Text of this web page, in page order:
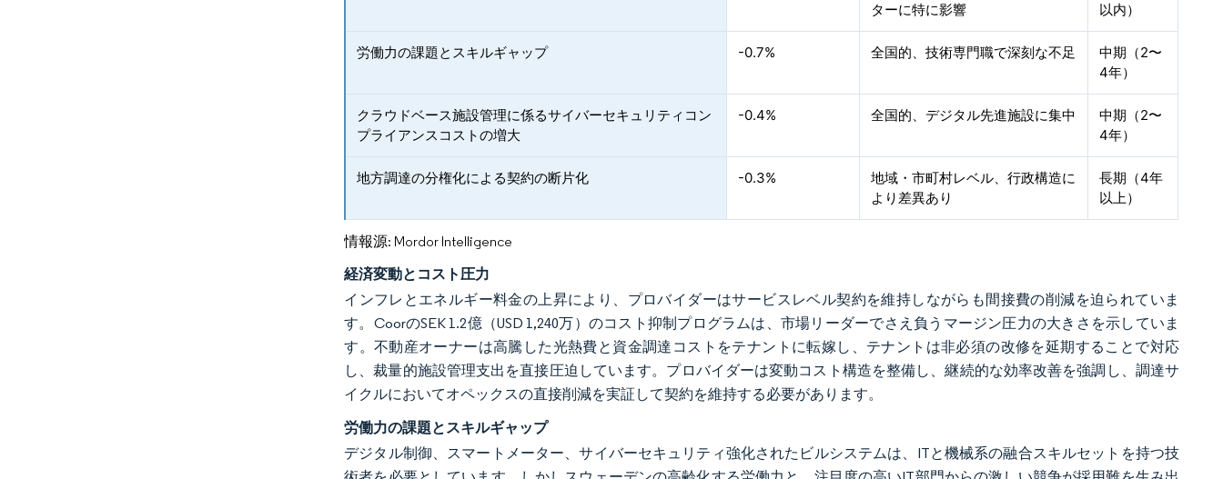
ターに特に影響
以内）
労働力の課題とスキルギャップ -0.7% 全国的、技術専門職で深刻な不足
中期（2〜
4年）
クラウドベース施設管理に係るサイバーセキュリティコン
プライアンスコストの増大
-0.4% 全国的、デジタル先進施設に集中
中期（2〜
4年）
地方調達の分権化による契約の断片化 -0.3%
地域・市町村レベル、行政構造に
より差異あり
長期（4年
以上）
情報源: Mordor Intelligence
経済変動とコスト圧力
インフレとエネルギー料金の上昇により、プロバイダーはサービスレベル契約を維持しながらも間接費の削減を迫られていま
す。CoorのSEK 1.2億（USD 1,240万）のコスト抑制プログラムは、市場リーダーでさえ負うマージン圧力の大きさを示していま
す。不動産オーナーは高騰した光熱費と資金調達コストをテナントに転嫁し、テナントは非必須の改修を延期することで対応
し、裁量的施設管理支出を直接圧迫しています。プロバイダーは変動コスト構造を整備し、継続的な効率改善を強調し、調達サ
イクルにおいてオペックスの直接削減を実証して契約を維持する必要があります。
労働力の課題とスキルギャップ
デジタル制御、スマートメーター、サイバーセキュリティ強化されたビルシステムは、ITと機械系の融合スキルセットを持つ技